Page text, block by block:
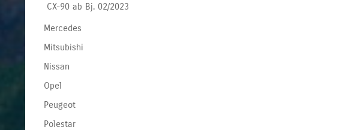
CX-90 ab Bj. 02/2023
Mercedes
Mitsubishi
Nissan
Opel
Peugeot
Polestar